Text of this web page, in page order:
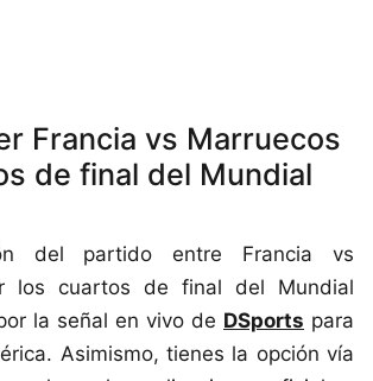
Francia vs Marruecos
de final del Mundial
del partido entre Francia vs
los cuartos de final del Mundial
la señal en vivo de DSports para
Asimismo, tienes la opción vía